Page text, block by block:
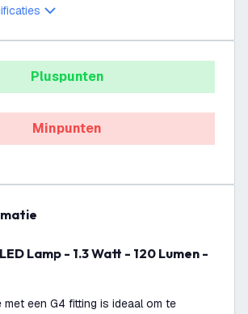
Pluspunten
Minpunten
met een G4 fitting is ideaal om te